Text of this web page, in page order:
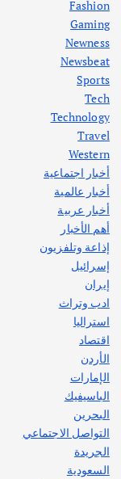
أهم الأخبار
اختتام ورشة
أغسطس 3, 2026
Fashion
Gaming
Newness
Newsbeat
Sports
Tech
Technology
Travel
Western
أخبار اجتماعية
أخبار عالمية
أخبار عربية
أهم الأخبار
إذاعة وتلفزيون
إسرائيل
إيران
ادب وتراث
استراليا
اقتصاد
الأردن
الإمارات
الباسيفيك
البحرين
التواصل الاجتماعي
الجريدة
السعودية